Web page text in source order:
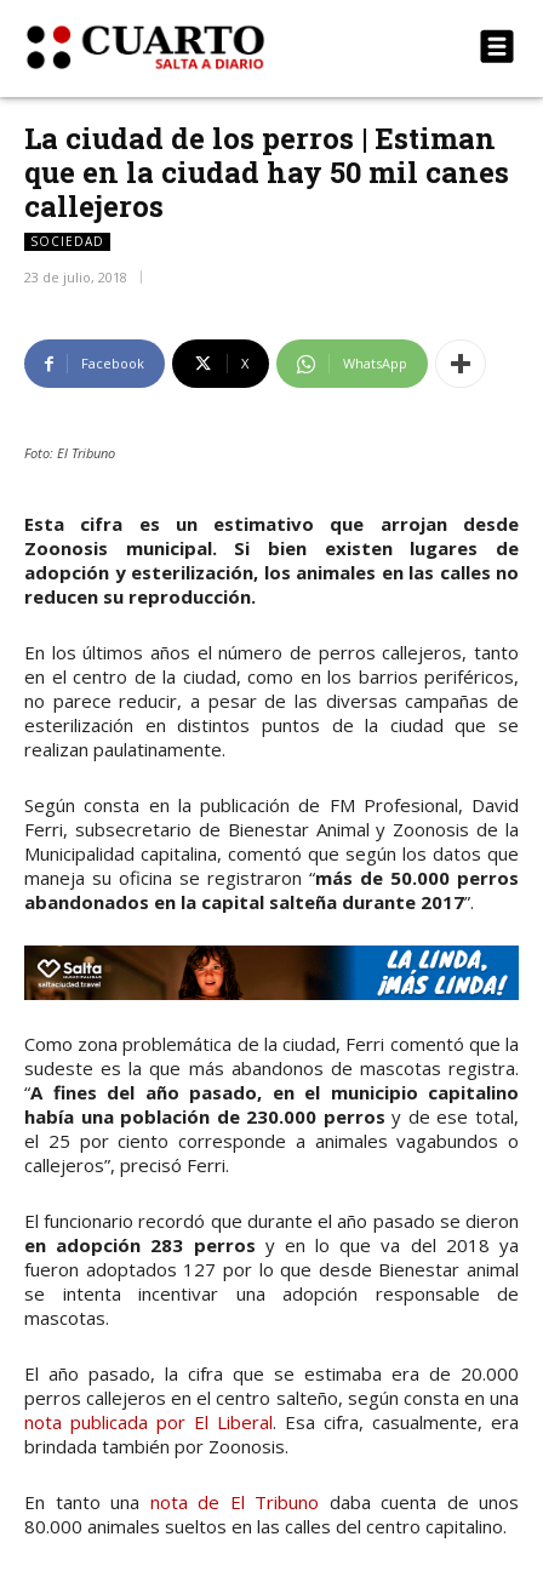
La ciudad de los perros | Estiman
que en la ciudad hay 50 mil canes
callejeros
SOCIEDAD
23 de julio, 2018
Facebook X WhatsApp
Foto: El Tribuno
Esta cifra es un estimativo que arrojan desde
Zoonosis municipal. Si bien existen lugares de
adopción y esterilización, los animales en las calles no
reducen su reproducción.
En los últimos años el número de perros callejeros, tanto
en el centro de la ciudad, como en los barrios periféricos,
no parece reducir, a pesar de las diversas campañas de
esterilización en distintos puntos de la ciudad que se
realizan paulatinamente.
Según consta en la publicación de FM Profesional, David
Ferri, subsecretario de Bienestar Animal y Zoonosis de la
Municipalidad capitalina, comentó que según los datos que
maneja su oficina se registraron “más de 50.000 perros
abandonados en la capital salteña durante 2017”.
Como zona problemática de la ciudad, Ferri comentó que la
sudeste es la que más abandonos de mascotas registra.
“A fines del año pasado, en el municipio capitalino
había una población de 230.000 perros y de ese total,
el 25 por ciento corresponde a animales vagabundos o
callejeros”, precisó Ferri.
El funcionario recordó que durante el año pasado se dieron
en adopción 283 perros y en lo que va del 2018 ya
fueron adoptados 127 por lo que desde Bienestar animal
se intenta incentivar una adopción responsable de
mascotas.
El año pasado, la cifra que se estimaba era de 20.000
perros callejeros en el centro salteño, según consta en una
nota publicada por El Liberal. Esa cifra, casualmente, era
brindada también por Zoonosis.
En tanto una nota de El Tribuno daba cuenta de unos
80.000 animales sueltos en las calles del centro capitalino.